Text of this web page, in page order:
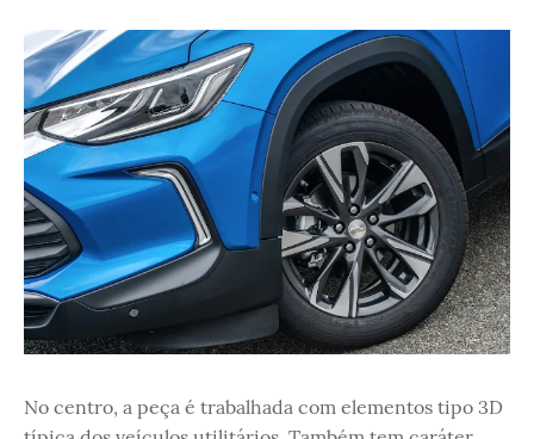
No centro, a peça é trabalhada com elementos tipo 3D